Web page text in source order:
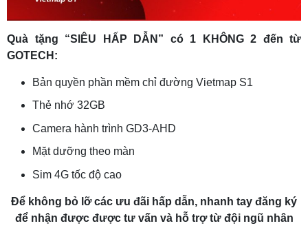
Quà tặng “SIÊU HẤP DẪN” có 1 KHÔNG 2 đến từ
GOTECH:
Bản quyền phần mềm chỉ đường Vietmap S1
Thẻ nhớ 32GB
Camera hành trình GD3-AHD
Mặt dưỡng theo màn
Sim 4G tốc độ cao
Để không bỏ lỡ các ưu đãi hấp dẫn, nhanh tay đăng ký
để nhận được được tư vấn và hỗ trợ từ đội ngũ nhân